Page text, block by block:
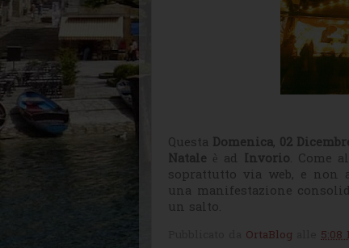
Questa Domenica, 02
Natale è ad Invorio. Come
soprattutto via web, e non
una manifestazione
un salto.
OrtaBlog 5:08